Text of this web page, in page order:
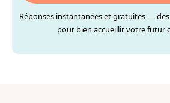
Réponses instantanées et gratuites —
pour bien accueillir votre futur